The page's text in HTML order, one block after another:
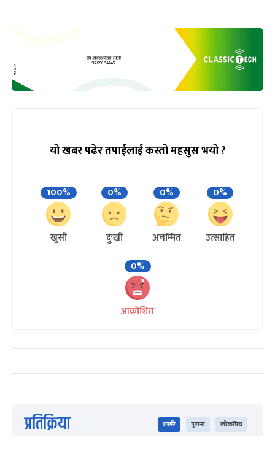
यो खबर पढेर तपाईलाई कस्तो महसुस भयो ?
100%
खुसी
0%
दुःखी
0%
अचम्मित
0%
उत्साहित
0%
आक्रोशित
प्रतिक्रिया भर्खरै पुराना लोकप्रिय